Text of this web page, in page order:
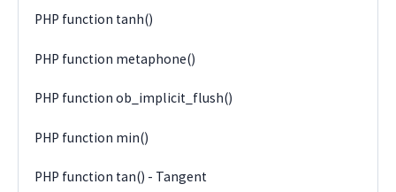
PHP function tanh()
PHP function metaphone()
PHP function ob_implicit_flush()
PHP function min()
PHP function tan() - Tangent